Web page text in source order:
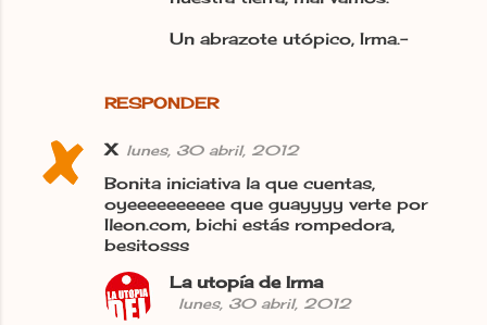
RESPONDER
Un abrazote utópico, Irma.-
X lunes, 30 abril, 2012
Bonita iniciativa la que cuentas,
oyeeeeeeeeee que guayyyy verte por
Ileon.com, bichi estás rompedora,
besitosss
La utopía de Irma
lunes, 30 abril, 2012